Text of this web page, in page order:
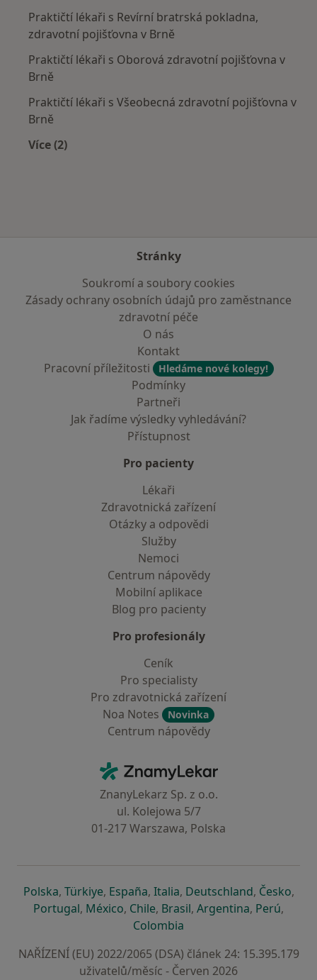
Praktičtí lékaři s Revírní bratrská pokladna,
zdravotní pojišťovna v Brně
Praktičtí lékaři s Oborová zdravotní pojišťovna v
Brně
Praktičtí lékaři s Všeobecná zdravotní pojišťovna v
Brně
Více (2)
Stránky
Soukromí a soubory cookies
Zásady ochrany osobních údajů pro zaměstnance
zdravotní péče
O nás
Kontakt
Pracovní příležitosti
Hledáme nové kolegy!
Podmínky
Partneři
Jak řadíme výsledky vyhledávání?
Přístupnost
Pro pacienty
Lékaři
Zdravotnická zařízení
Otázky a odpovědi
Služby
Nemoci
Centrum nápovědy
Mobilní aplikace
Blog pro pacienty
Pro profesionály
Ceník
Pro specialisty
Pro zdravotnická zařízení
Noa Notes
Novinka
Centrum nápovědy
ZnamyLekar - Hlavní stránka
ZnanyLekarz Sp. z o.o.
ul. Kolejowa 5/7
01-217 Warszawa, Polska
Polskase otevře v nové záložce
, Türkiyese otevře v nové záložce
, Españase otevře v nové záložce
, Italiase otevře v nové záložce
, Deutschlandse otevře v
, Českose
,
Portugalse otevře v nové záložce
, Méxicose otevře v nové záložce
, Chilese otevře v nové záložce
, Brasilse otevře v nové
, Argentinase otevře v
, Perúse
,
Colombia
NAŘÍZENÍ (EU) 2022/2065 (DSA) článek 24: 15.395.179
uživatelů/měsíc - Červen 2026